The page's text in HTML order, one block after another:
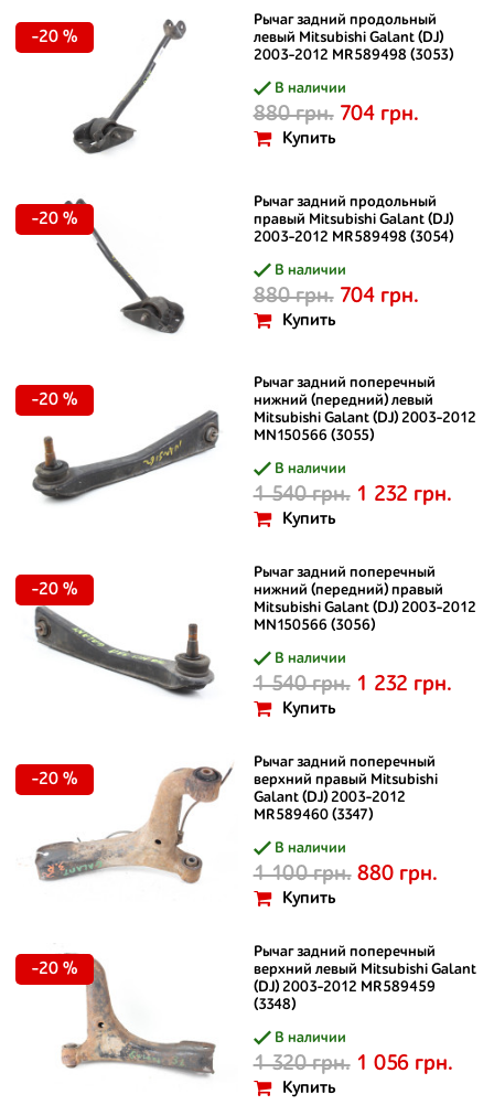
Рычаг задний продольный
левый Mitsubishi Galant (DJ)
2003-2012 MR589498 (3053)
В наличии
880 грн. 704 грн.
Купить
-20 %
Рычаг задний продольный
правый Mitsubishi Galant (DJ)
2003-2012 MR589498 (3054)
В наличии
880 грн. 704 грн.
Купить
-20 %
Рычаг задний поперечный
нижний (передний) левый
Mitsubishi Galant (DJ) 2003-2012
MN150566 (3055)
В наличии
1 540 грн. 1 232 грн.
Купить
-20 %
Рычаг задний поперечный
нижний (передний) правый
Mitsubishi Galant (DJ) 2003-2012
MN150566 (3056)
В наличии
1 540 грн. 1 232 грн.
Купить
-20 %
Рычаг задний поперечный
верхний правый Mitsubishi
Galant (DJ) 2003-2012
MR589460 (3347)
В наличии
1 100 грн. 880 грн.
Купить
-20 %
Рычаг задний поперечный
верхний левый Mitsubishi Galant
(DJ) 2003-2012 MR589459
(3348)
В наличии
1 320 грн. 1 056 грн.
Купить
-20 %